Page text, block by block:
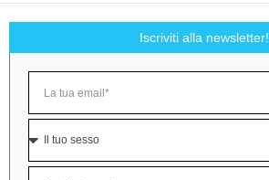
Iscriviti alla newsletter!